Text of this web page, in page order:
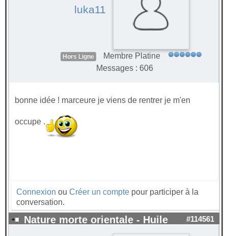
luka11
Hors Ligne
Membre Platine
Messages : 606
bonne idée ! marceure je viens de rentrer je m'en
occupe .
Connexion ou Créer un compte pour participer à la
conversation.
Nature morte orientale - Huile #114561